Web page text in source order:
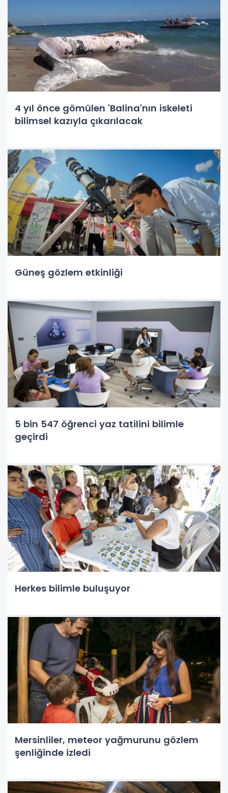
4 yıl önce gömülen 'Balina'nın iskeleti
bilimsel kazıyla çıkarılacak
Güneş gözlem etkinliği
5 bin 547 öğrenci yaz tatilini bilimle
geçirdi
Herkes bilimle buluşuyor
Mersinliler, meteor yağmurunu gözlem
şenliğinde izledi